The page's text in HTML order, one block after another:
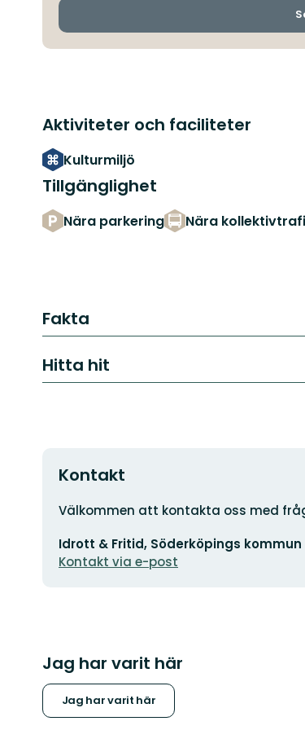
Aktiviteter och faciliteter
Kulturmiljö
Tillgänglighet
Nära parkering Nära
Fakta
Hitta hit
Kontakt
Adress
Välkommen att kontakta oss med
postadress
Idrott & Fritid, Söderköpings kommun
Kontakt via e-post
Jag har varit här
Jag har varit här